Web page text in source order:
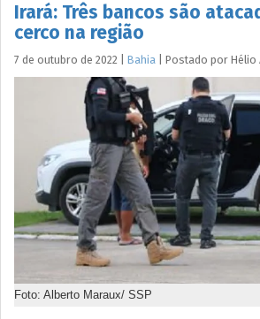
Irará: Três bancos são
cerco na região
7 de outubro de 2022 Bahia Postado por Hélio
Foto: Alberto Maraux/ SSP